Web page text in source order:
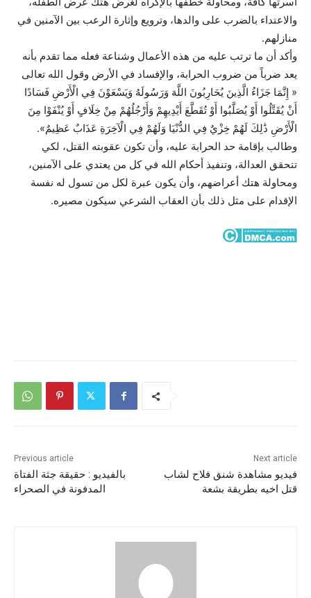
والاعتداء بالضرب على والدها، وترويع وإثارة الرعب بين الآمنين في
منازلهم.
وأكد أن ما ترتب عليه من هذه الأعمال وشناعة فعله مما تقدم بأنه
يعد ضرباً من ضروب الحرابة، والإفساد في الأرض وقول الله تعالى
« إِنَّمَا جَزَاءُ الَّذِينَ يُحَارِبُونَ اللَّهَ وَرَسُولَهُ وَيَسْعَوْنَ فِي الْأَرْضِ فَسَادًا
أَنْ يُقَتَّلُوا أَوْ يُصَلَّبُوا أَوْ تُقَطَّعَ أَيْدِيهِمْ وَأَرْجُلُهُمْ مِنْ خِلَافٍ أَوْ يُنْفَوْا مِنَ
الْأَرْضِ ذَٰلِكَ لَهُمْ خِزْيٌ فِي الدُّنْيَا وَلَهُمْ فِي الْآخِرَةِ عَذَابٌ عَظِيمٌ».
وطالب بإقامة حد الحرابة عليه، وأن تكون عقوبته القتل، لكي
تتحقق العدالة، وتنفيذ أحكام الله في كل من يعتدي على الآمنين،
ومحاولة هتك أعراضهم، وأن يكون عبرة لكل من تسول له نفسة
الإقدام على مثل ذلك بأن العقاب الشرعي سيكون مصيره.
Previous article
بالفيديو : حقيقة جثة الفتاة
المدفونة في الصحراء
Next article
فيديو مشاهدة شنق فلاح لشاب
قتل اخيه بطريقة بشعة